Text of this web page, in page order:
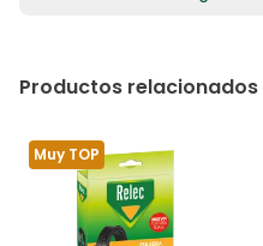
Productos relacionados
Muy TOP